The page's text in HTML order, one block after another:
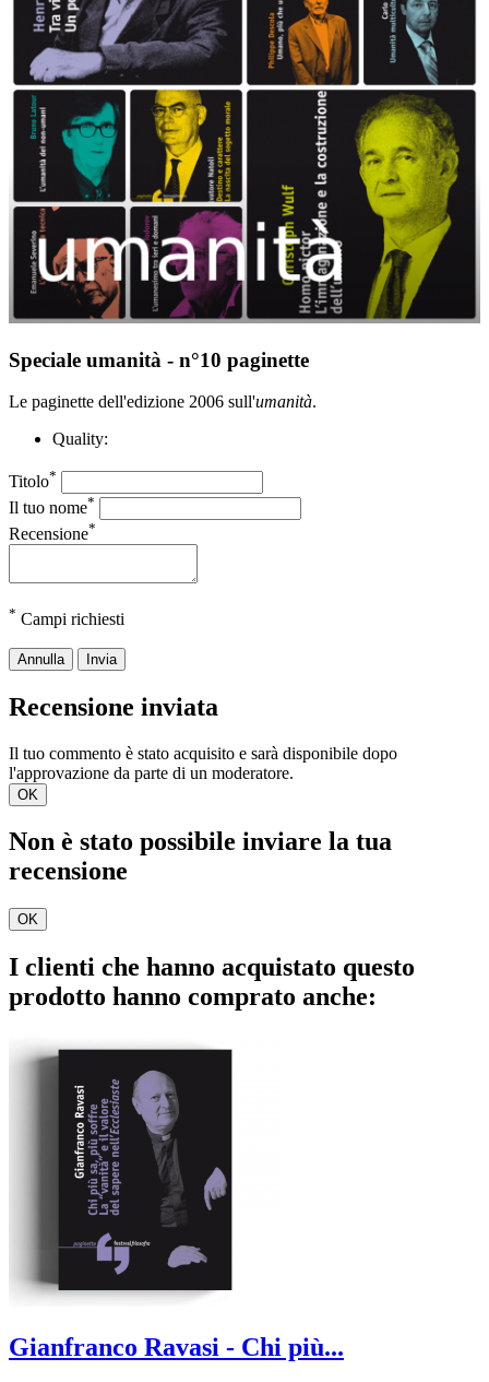
Speciale umanità - n°10 paginette
Le paginette dell'edizione 2006 sull'umanità.
Quality:
Titolo*
Il tuo nome*
Recensione*
* Campi richiesti
Annulla Invia
Recensione inviata
Il tuo commento è stato acquisito e sarà disponibile dopo
l'approvazione da parte di un moderatore.
OK
Non è stato possibile inviare la tua
recensione
OK
I clienti che hanno acquistato questo
prodotto hanno comprato anche:
Gianfranco Ravasi - Chi più...